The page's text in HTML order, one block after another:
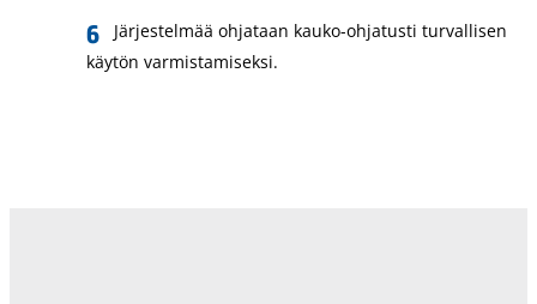
Järjestelmää ohjataan kauko-ohjatusti turvallisen
käytön varmistamiseksi.